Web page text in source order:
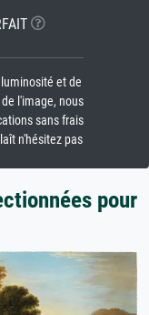
et de
l'image, nous
sans frais
n'hésitez pas
pour